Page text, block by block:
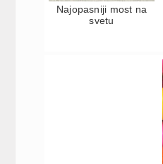
Najopasniji most na
svetu